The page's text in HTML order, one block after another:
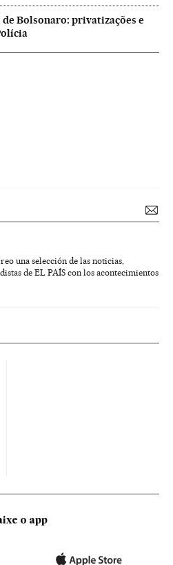
Bolsonaro: privatizações e
una selección de las noticias,
de EL PAÍS con los acontecimientos
o app